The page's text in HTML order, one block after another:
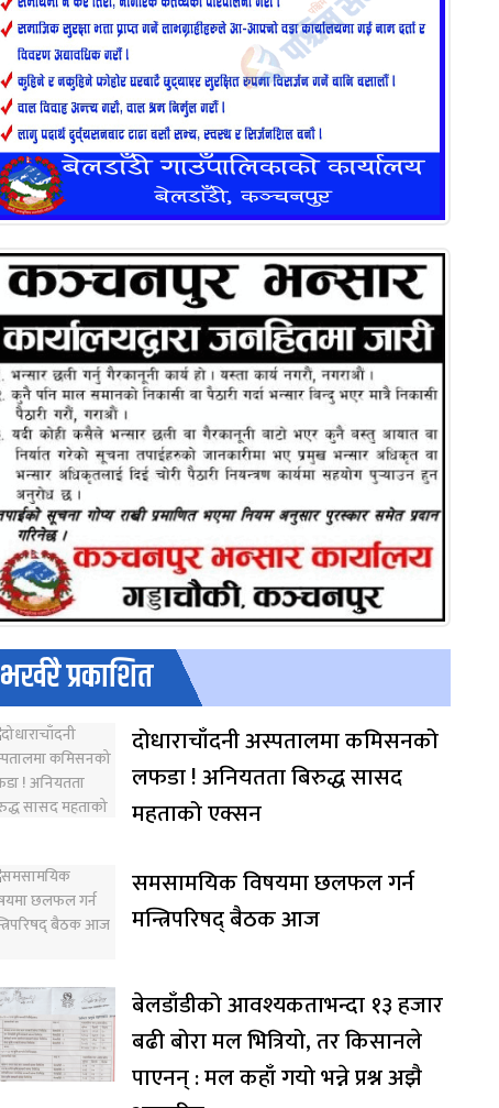
भर्खरै प्रकाशित
दोधाराचाँदनी अस्पतालमा कमिसनको
लफडा ! अनियतता बिरुद्ध सासद
महताको एक्सन
समसामयिक विषयमा छलफल गर्न
मन्त्रिपरिषद् बैठक आज
बेलडाँडीको आवश्यकताभन्दा १३ हजार
बढी बोरा मल भित्रियो, तर किसानले
पाएनन् : मल कहाँ गयो भन्ने प्रश्न अझै